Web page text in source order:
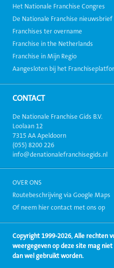
Het Nationale Franchise Congres
De Nationale Franchise nieuwsbrief
Franchises ter overname
Franchise in the Netherlands
Franchise in Mijn Regio
Aangesloten bij het
CONTACT
De Nationale Franchise Gids B.V.
Loolaan 12
7315 AA Apeldoorn
(055) 8200 226
info@denationalefranchisegids.nl
OVER ONS
Routebeschrijving via Google Maps
Of neem hier contact met ons op
Copyright 1999-2026, Alle rechten
weergegeven op deze site mag
dan wel gebruikt worden.